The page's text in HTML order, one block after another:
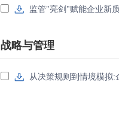
监管"亮剑"赋能企业新
战略与管理
从决策规则到情境模拟